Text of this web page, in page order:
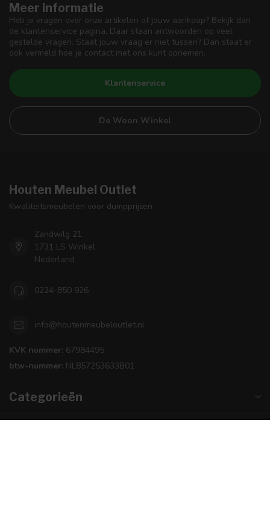
Meer informatie
Heb je vragen over onze artikelen of jouw aankoop? Bekijk dan
de klantenservice pagina. Daar staan antwoorden op veel
gestelde vragen. Staat jouw vraag er niet tussen? Dan staat er
ook vermeld hoe je contact met ons kunt opnemen.
Klantenservice
De Woon Winkel
Houten Meubel Outlet
Kwaliteitsmeubelen voor dumpprijzen
Zandwilg 21
1731 LS Winkel
Nederland
0224-850 926
info@houtenmeubeloutlet.nl
KVK nummer: 67984495
btw-nummer: NL857253633B01
Categorieën